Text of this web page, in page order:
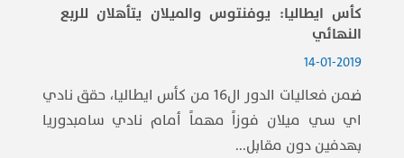
كأس ايطاليا: يوفنتوس والميلان يتأهلان للربع
النهائي
14-01-2019
ضمن فعاليات الدور ال16 من كأس ايطاليا، حقق نادي
اي سي ميلان فوزاً مهماً أمام نادي سامبدوريا
بهدفين دون مقابل...